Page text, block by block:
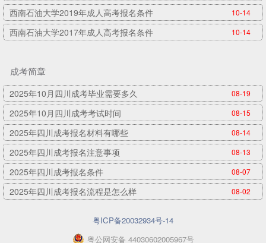
西南石油大学2019年成人高考报名条件 10-14
西南石油大学2017年成人高考报名条件 10-14
成考简章
2025年10月四川成考毕业需要多久 08-19
2025年10月四川成考考试时间 08-15
2025年四川成考报名材料有哪些 08-14
2025年四川成考报名注意事项 08-13
2025年四川成考报名条件 08-07
2025年四川成考报名流程是怎么样 08-02
粤ICP备20032934号-14
粤公网安备 44030602005967号